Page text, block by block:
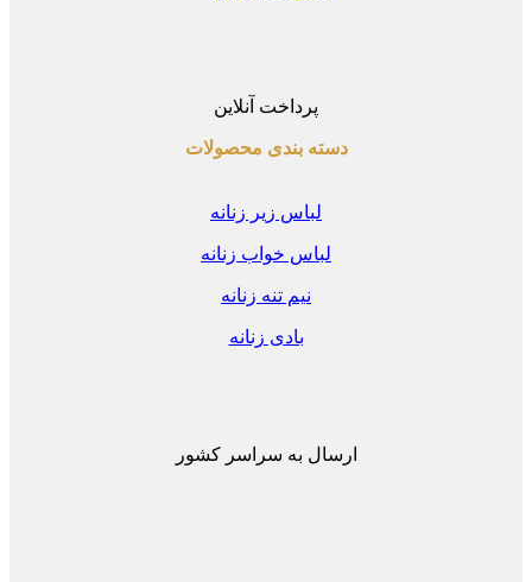
پرداخت آنلاین
دسته بندی محصولات
لباس زیر زنانه
لباس خواب زنانه
نیم تنه زنانه
بادی زنانه
ارسال به سراسر کشور